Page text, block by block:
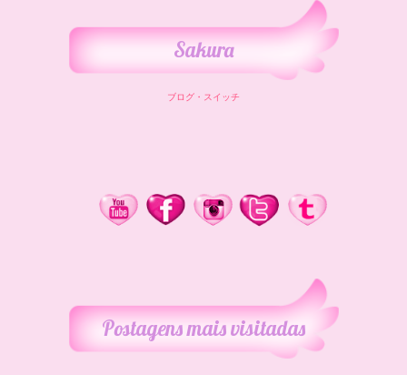
Sakura
ブログ・スイッチ
Postagens mais visitadas